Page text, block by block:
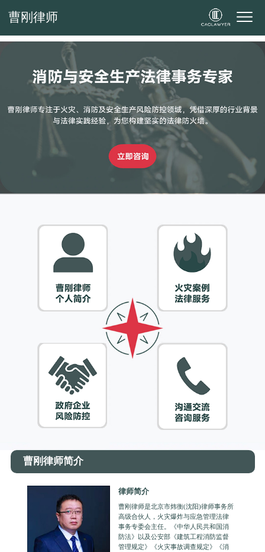
曹刚律师
曹刚律师
曹刚律师简介
律师简介
曹刚律师是北京市炜衡(沈阳)律师事务所
高级合伙人，火灾爆炸与应急管理法律
事务专委会主任。《中华人民共和国消
防法》以及公安部《建筑工程消防监督
管理规定》《火灾事故调查规定》《消